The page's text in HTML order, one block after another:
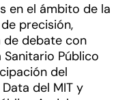
en el ámbito de la
precisión,
debate con
Público
del
del MIT y